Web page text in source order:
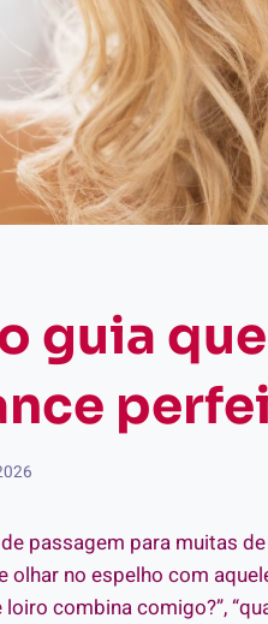
guia
passagem para muitas
olhar no espelho com
combina comigo?”,